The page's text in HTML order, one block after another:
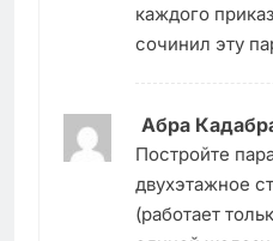
каждого
сочинил эту
Абра
Постройте
двухэтажное
(работает